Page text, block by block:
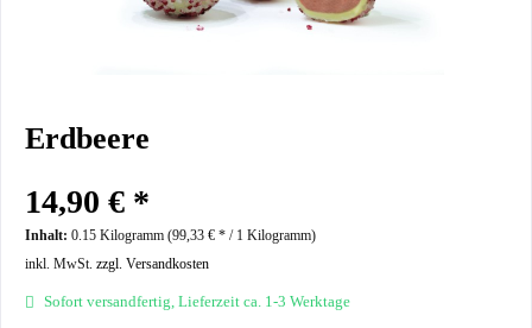
Erdbeere
14,90 € *
Inhalt: 0.15 Kilogramm (99,33 € * / 1 Kilogramm)
inkl. MwSt. zzgl. Versandkosten
Sofort versandfertig, Lieferzeit ca. 1-3 Werktage